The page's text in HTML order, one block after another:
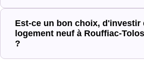
sur
…
Est-ce un bon choix, d'investir
logement neuf à Rouffiac-
?